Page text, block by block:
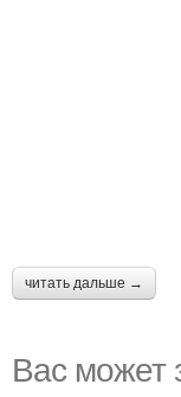
читать дальше →
Вас может